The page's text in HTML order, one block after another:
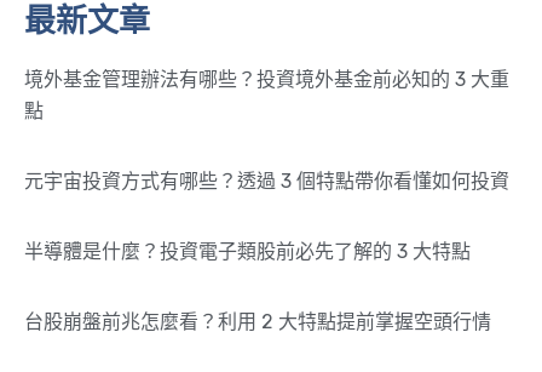
最新文章
境外基金管理辦法有哪些？投資境外基金前必知的 3 大重
點
元宇宙投資方式有哪些？透過 3 個特點帶你看懂如何投資
半導體是什麼？投資電子類股前必先了解的 3 大特點
台股崩盤前兆怎麼看？利用 2 大特點提前掌握空頭行情